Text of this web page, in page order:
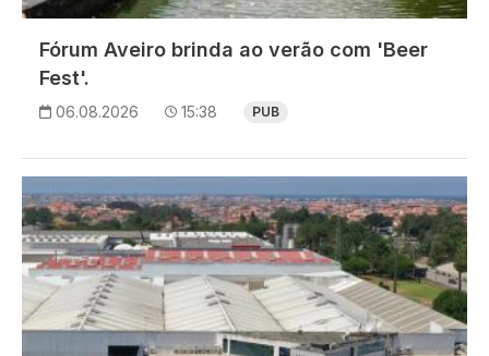
Fórum Aveiro brinda ao verão com 'Beer
Fest'.
06.08.2026 15:38 PUB
Imagem